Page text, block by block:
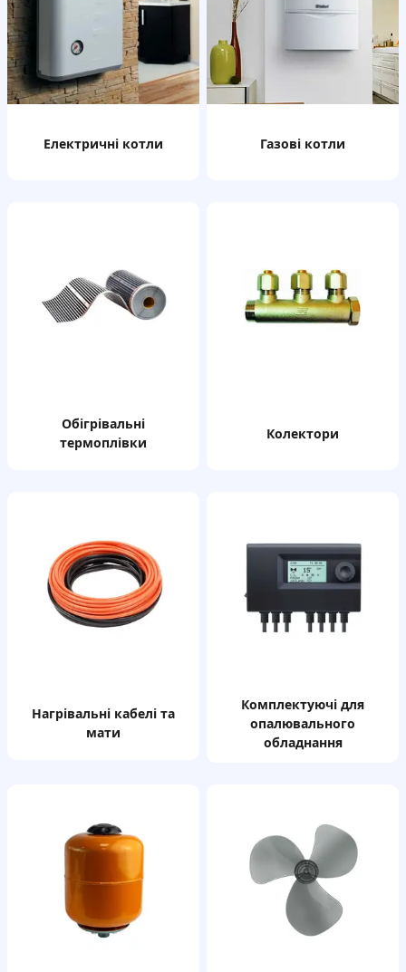
електричні котли газові котли
обігрівальні
термоплівки
колектори
нагрівальні кабелі та
мати
комплектуючі для
опалювального
обладнання